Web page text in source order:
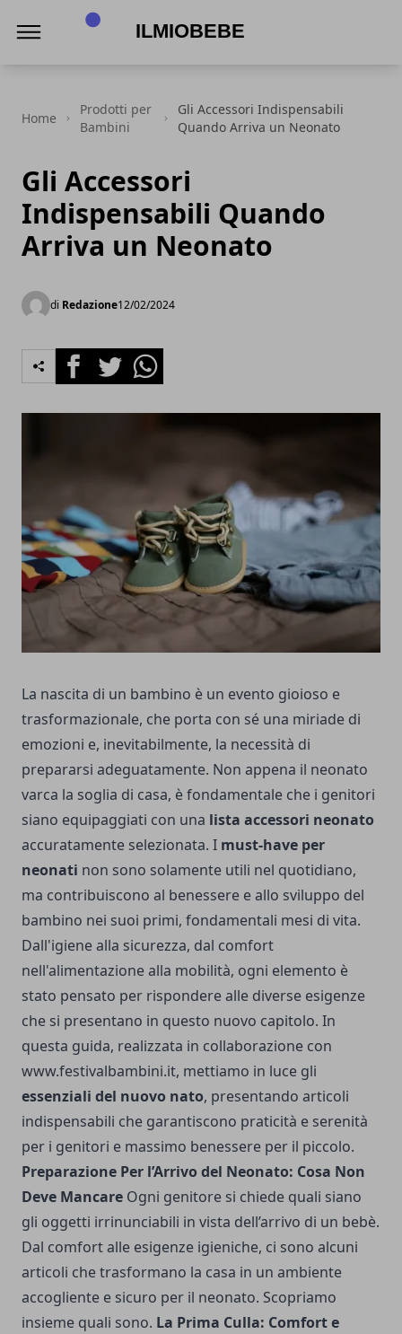
Home
Prodotti per
Bambini
Gli Accessori Indispensabili
Quando Arriva un Neonato
Gli Accessori
Indispensabili Quando
Arriva un Neonato
di Redazione12/02/2024
FacebookTwitterWhatsapp
La nascita di un bambino è un evento gioioso e
trasformazionale, che porta con sé una miriade di
emozioni e, inevitabilmente, la necessità di
prepararsi adeguatamente. Non appena il neonato
varca la soglia di casa, è fondamentale che i genitori
siano equipaggiati con una lista accessori neonato
accuratamente selezionata. I must-have per
neonati non sono solamente utili nel quotidiano,
ma contribuiscono al benessere e allo sviluppo del
bambino nei suoi primi, fondamentali mesi di vita.
Dall'igiene alla sicurezza, dal comfort
nell'alimentazione alla mobilità, ogni elemento è
stato pensato per rispondere alle diverse esigenze
che si presentano in questo nuovo capitolo. In
questa guida, realizzata in collaborazione con
www.festivalbambini.it, mettiamo in luce gli
essenziali del nuovo nato, presentando articoli
indispensabili che garantiscono praticità e serenità
per i genitori e massimo benessere per il piccolo.
Preparazione Per l’Arrivo del Neonato: Cosa Non
Deve Mancare Ogni genitore si chiede quali siano
gli oggetti irrinunciabili in vista dell’arrivo di un bebè.
Dal comfort alle esigenze igieniche, ci sono alcuni
articoli che trasformano la casa in un ambiente
accogliente e sicuro per il neonato. Scopriamo
insieme quali sono. La Prima Culla: Comfort e